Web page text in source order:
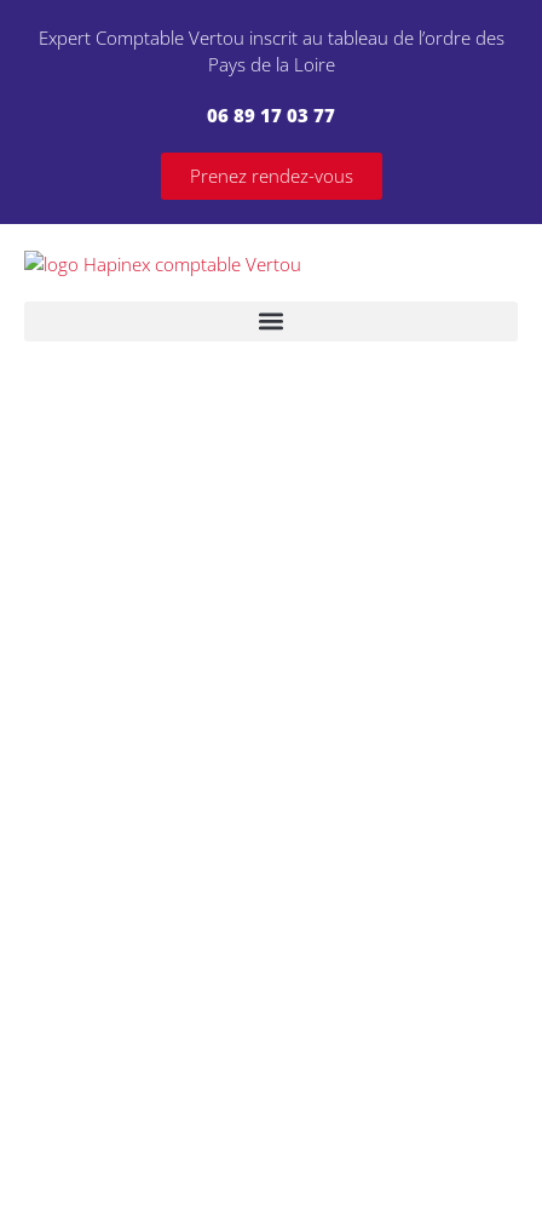
Expert Comptable Vertou inscrit au tableau de l’ordre des
Pays de la Loire
06 89 17 03 77
Prenez rendez-vous